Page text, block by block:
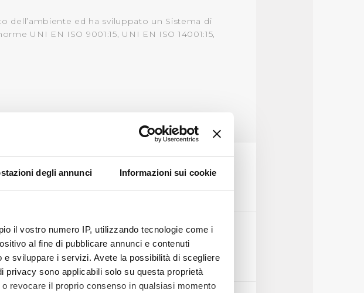
degli annunci Informazioni sui cookie
il vostro numero IP, utilizzando tecnologie come i
al fine di pubblicare annunci e contenuti
sviluppare i servizi. Avete la possibilità di scegliere
sono applicabili solo su questa proprietà
revocare il proprio consenso in qualsiasi momento
dell’ambiente ed ha sviluppato un Sistema di
UNI EN ISO 9001:15, UNI EN ISO 14001:15,
14001:2015